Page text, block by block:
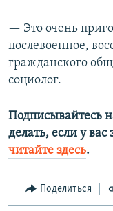
— Это очень
послевоенное,
гражданского
социолог.
Подписывайтесь
делать, если у
читайте здесь.
Поделиться